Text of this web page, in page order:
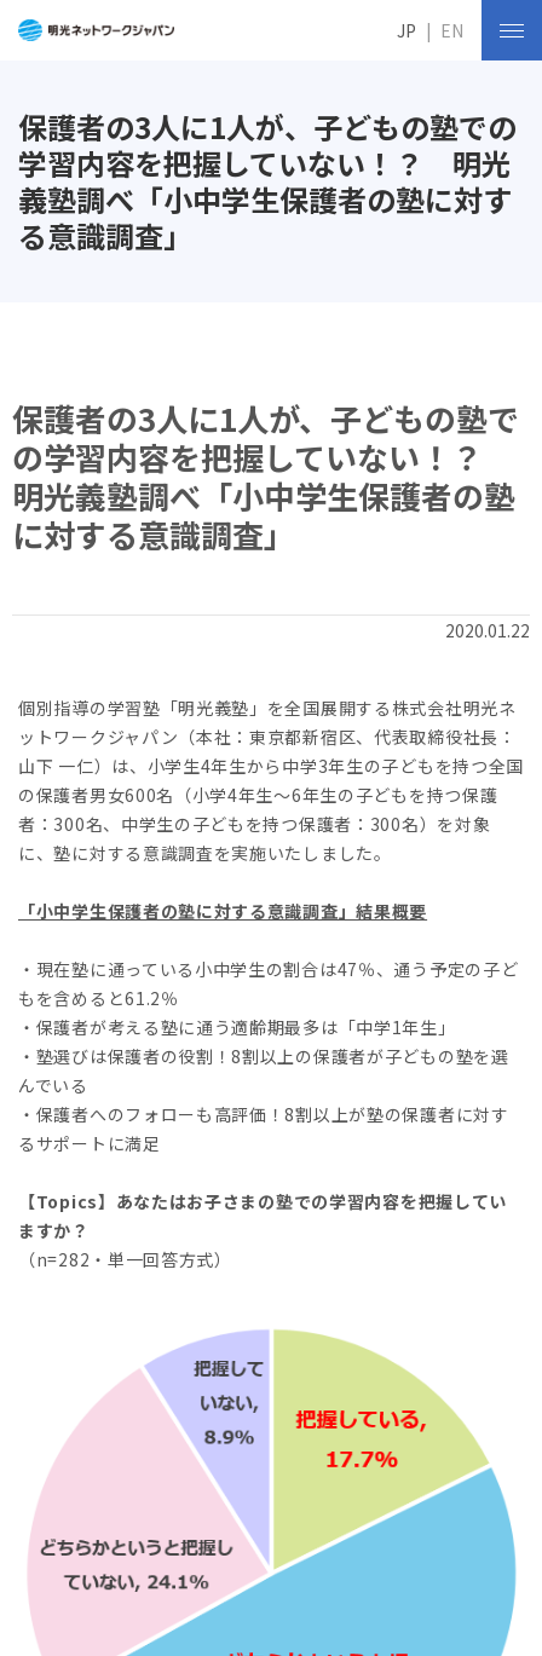
保護者の3人に1人が、子どもの塾での
学習内容を把握していない！？ 明光
義塾調べ「小中学生保護者の塾に対す
る意識調査」
保護者の3人に1人が、子どもの塾で
の学習内容を把握していない！？
明光義塾調べ「小中学生保護者の塾
に対する意識調査」
2020.01.22
個別指導の学習塾「明光義塾」を全国展開する株式会社明光ネ
ットワークジャパン（本社：東京都新宿区、代表取締役社長：
山下 一仁）は、小学生4年生から中学3年生の子どもを持つ全国
の保護者男女600名（小学4年生～6年生の子どもを持つ保護
者：300名、中学生の子どもを持つ保護者：300名）を対象
に、塾に対する意識調査を実施いたしました。
「小中学生保護者の塾に対する意識調査」結果概要
・現在塾に通っている小中学生の割合は47％、通う予定の子ど
もを含めると61.2％
・保護者が考える塾に通う適齢期最多は「中学1年生」
・塾選びは保護者の役割！8割以上の保護者が子どもの塾を選
んでいる
・保護者へのフォローも高評価！8割以上が塾の保護者に対す
るサポートに満足
【Topics】あなたはお子さまの塾での学習内容を把握してい
ますか？
（n=282・単一回答方式）
JP EN